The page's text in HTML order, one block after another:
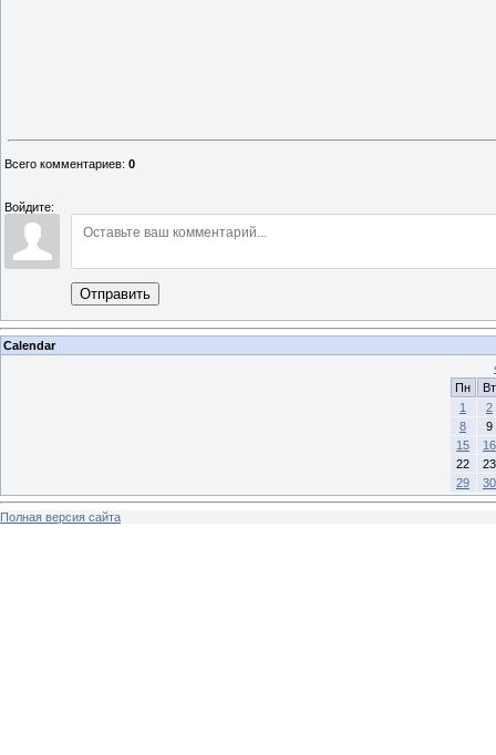
Всего комментариев: 0
Войдите:
Отправить
Calendar
Пн
Вт
1
2
8
9
15
16
22
23
29
30
Полная версия сайта